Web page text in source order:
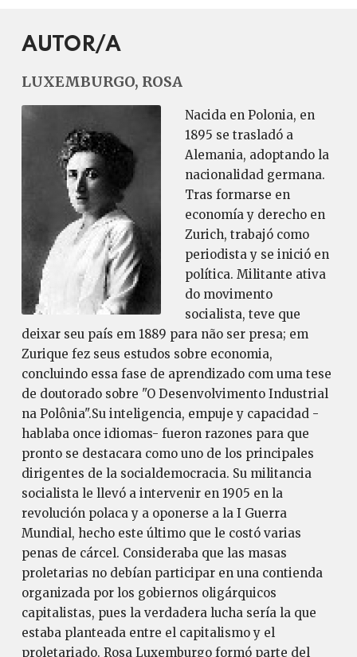
AUTOR/A
LUXEMBURGO, ROSA
Nacida en Polonia, en
1895 se trasladó a
Alemania, adoptando la
nacionalidad germana.
Tras formarse en
economía y derecho en
Zurich, trabajó como
periodista y se inició en
política. Militante ativa
do movimento
socialista, teve que
deixar seu país em 1889 para não ser presa; em
Zurique fez seus estudos sobre economia,
concluindo essa fase de aprendizado com uma tese
de doutorado sobre "O Desenvolvimento Industrial
na Polônia".Su inteligencia, empuje y capacidad -
hablaba once idiomas- fueron razones para que
pronto se destacara como uno de los principales
dirigentes de la socialdemocracia. Su militancia
socialista le llevó a intervenir en 1905 en la
revolución polaca y a oponerse a la I Guerra
Mundial, hecho este último que le costó varias
penas de cárcel. Consideraba que las masas
proletarias no debían participar en una contienda
organizada por los gobiernos oligárquicos
capitalistas, pues la verdadera lucha sería la que
estaba planteada entre el capitalismo y el
proletariado. Rosa Luxemburgo formó parte del